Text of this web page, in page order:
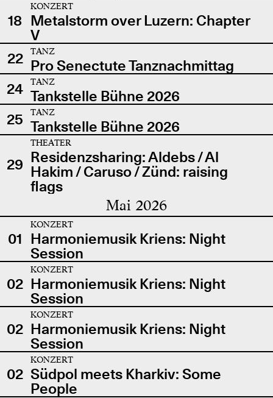
18
KONZERT
Metalstorm over Luzern: Chapter
V
22
TANZ
Pro Senectute Tanznachmittag
24
TANZ
Tankstelle Bühne 2026
25
TANZ
Tankstelle Bühne 2026
29
THEATER
Residenzsharing: Aldebs / Al
Hakim / Caruso / Zünd: raising
flags
Mai 2026
01
KONZERT
Harmoniemusik Kriens: Night
Session
02
KONZERT
Harmoniemusik Kriens: Night
Session
02
KONZERT
Harmoniemusik Kriens: Night
Session
02
KONZERT
Südpol meets Kharkiv: Some
People